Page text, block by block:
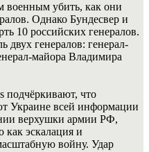
военным убить, как они
Однако Бундесвер и
10 российских генералов.
генералов: генерал-
майора Владимира
подчёркивают, что
Украине всей информации
верхушки армии РФ,
как эскалация и
войну. Удар